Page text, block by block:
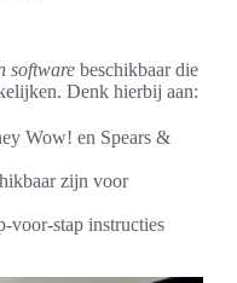
software beschikbaar die
Denk hierbij aan:
Wow! en Spears &
zijn voor
voor-stap instructies